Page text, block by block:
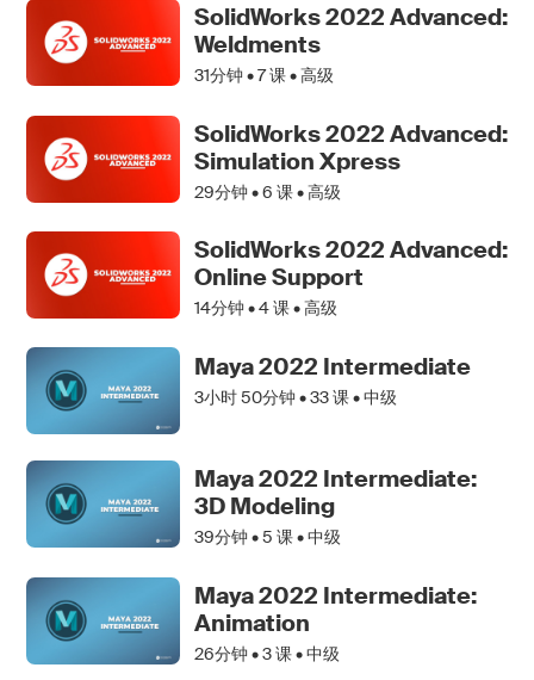
SolidWorks 2022 Advanced:
Weldments
31分钟 •7课 • 高级
SolidWorks 2022 Advanced:
Simulation Xpress
29分钟 •6 课 • 高级
SolidWorks 2022 Advanced:
Online Support
14分钟 •4课 • 高级
Maya 2022 Intermediate
3小时 50分钟 •33课 • 中级
Maya 2022 Intermediate:
3D Modeling
39分钟 •5 课 • 中级
Maya 2022 Intermediate:
Animation
26分钟 •3课 • 中级